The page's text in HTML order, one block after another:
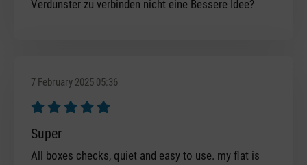
Verdunster zu verbinden nicht eine Bessere Idee?
7 February 2025 05:36
Review with rating of 5 out of 5 stars
Super
All boxes checks, quiet and easy to use. my flat is